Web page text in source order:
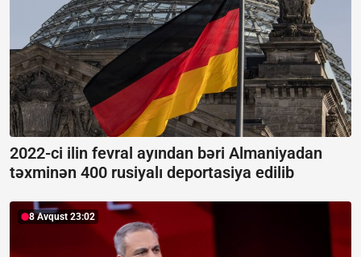
2022-ci ilin fevral ayından bəri Almaniyadan
təxminən 400 rusiyalı deportasiya edilib
8 Avqust 23:02